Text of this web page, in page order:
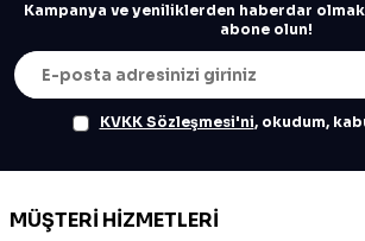
Kampanya ve yeniliklerden haberdar
abone olun!
KVKK Sözleşmesi'ni, okudum,
MÜŞTERI HIZMETLERI